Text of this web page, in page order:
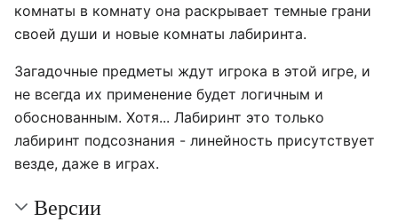
комнаты в комнату она раскрывает темные грани
своей души и новые комнаты лабиринта.
Загадочные предметы ждут игрока в этой игре, и
не всегда их применение будет логичным и
обоснованным. Хотя... Лабиринт это только
лабиринт подсознания - линейность присутствует
везде, даже в играх.
Версии